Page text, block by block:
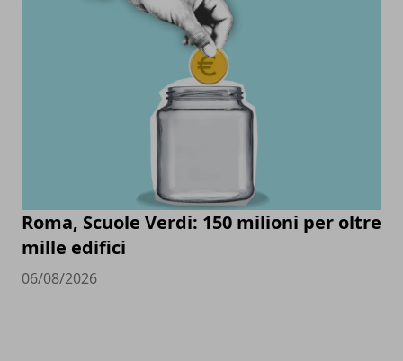
Roma, Scuole Verdi: 150 milioni per oltre
mille edifici
06/08/2026